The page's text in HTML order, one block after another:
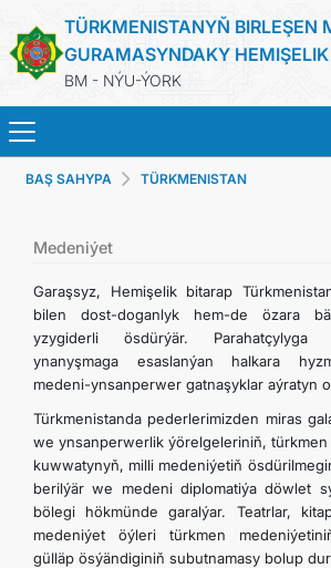
TÜRKMENISTANYŇ BIRLEŞEN
GURAMASYNDAKY
BM - NÝU-ÝORK
BAŞ SAHYPA
TÜRKMENISTAN
BIRLEŞEN MILLETLER
ILERI TUTULÝAN
ÇYKYŞLAR WE
DIPLOMATIÝA
BAŞ SAHYPA TÜRKMENISTAN
Medeniýet
Garaşsyz, Hemişelik bitarap
bilen dost-doganlyk hem-de özara
yzygiderli ösdürýär.
ynanyşmaga esaslanýan halkara
medeni-ynsanperwer gatnaşyklar aýratyn
Türkmenistanda pederlerimizden miras
we ynsanperwerlik ýörelgeleriniň,
kuwwatynyň, milli medeniýetiň
berilýär we medeni diplomatiýa döwlet
bölegi hökmünde garalýar. Teatrlar,
medeniýet öýleri türkmen
gülläp ösýändiginiň subutnamasy bolup